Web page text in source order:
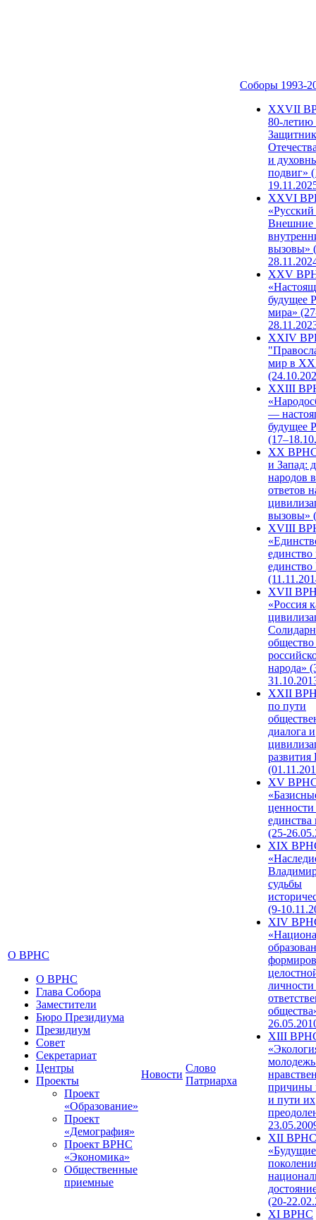
О ВРНС
О ВРНС
Глава Собора
Заместители
Бюро Президиума
Президиум
Совет
Секретариат
Центры
Проекты
Проект
«Образование»
Проект
«Демография»
Проект ВРНС
«Экономика»
Общественные
приемные
Новости
Слово
Патриарха
Соборы 1993-
ХХVII
80-
и
подвиг»
XXVI
Внешние
вызовы»
XXV
будущее
мира»
XXIV
мир в
XXIII
—
будущее
XX ВРНС
и Запад:
народов
ответов
вызовы»
XVIII
единство
единство
XVII
«Россия
народа»
XXII
по пути
диалога и
развития
XV
единства
(25-
XIX
судьбы
(9-
XIV
XIII
причины
и пути их
XII ВРНС
«Будущие
(20-
XI ВРНС